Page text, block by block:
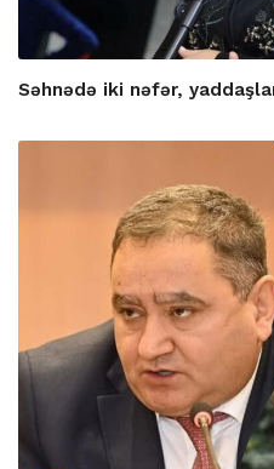
Səhnədə iki nəfər,